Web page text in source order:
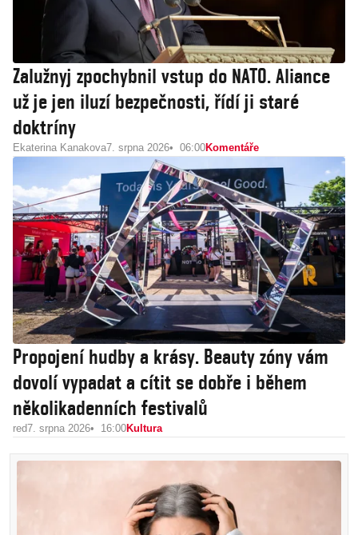
Zalužnyj zpochybnil vstup do NATO. Aliance
už je jen iluzí bezpečnosti, řídí ji staré
doktríny
Ekaterina Kanakova7. srpna 2026 06:00Komentáře
Propojení hudby a krásy. Beauty zóny vám
dovolí vypadat a cítit se dobře i během
několikadenních festivalů
red7. srpna 2026 16:00Kultura